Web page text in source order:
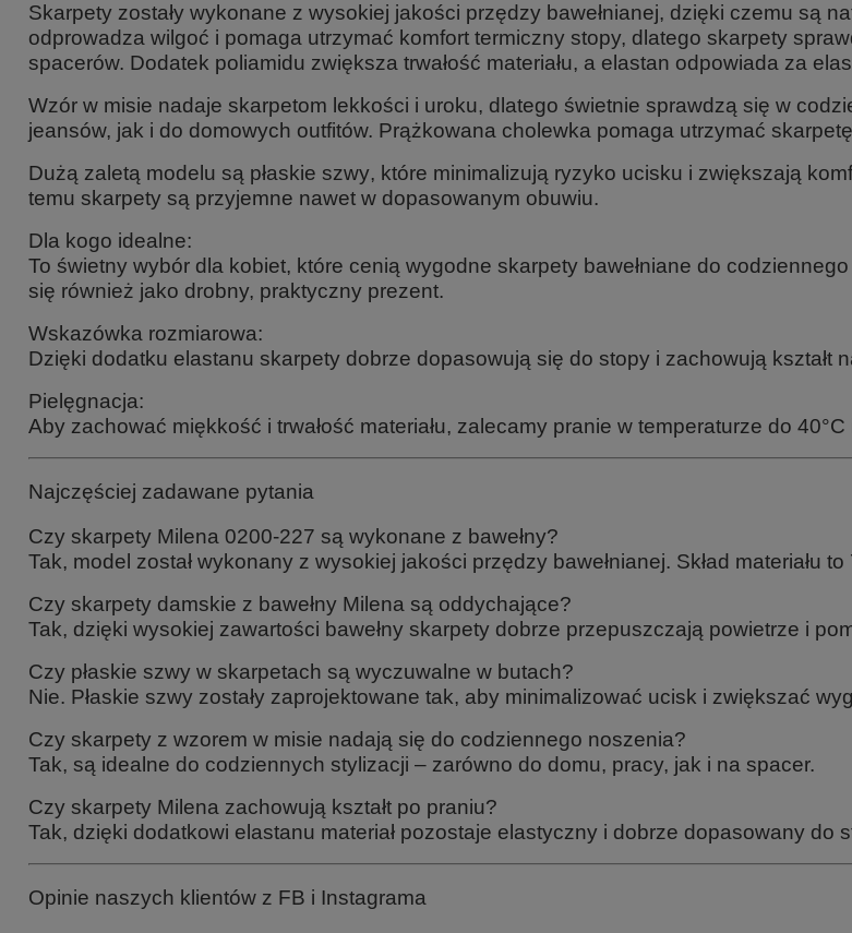
Skarpety zostały wykonane z wysokiej jakości przędzy bawełnianej, dzięki czemu są
odprowadza wilgoć i pomaga utrzymać komfort termiczny stopy, dlatego skarpety
spacerów. Dodatek poliamidu zwiększa trwałość materiału, a elastan odpowiada za
Wzór w misie nadaje skarpetom lekkości i uroku, dlatego świetnie sprawdzą się w
jeansów, jak i do domowych outfitów. Prążkowana cholewka pomaga utrzymać
Dużą zaletą modelu są płaskie szwy, które minimalizują ryzyko ucisku i zwiększają
temu skarpety są przyjemne nawet w dopasowanym obuwiu.
Dla kogo idealne:
To świetny wybór dla kobiet, które cenią wygodne skarpety bawełniane do
się również jako drobny, praktyczny prezent.
Wskazówka rozmiarowa:
Dzięki dodatku elastanu skarpety dobrze dopasowują się do stopy i zachowują kształt
Pielęgnacja:
Aby zachować miękkość i trwałość materiału, zalecamy pranie w temperaturze do
Najczęściej zadawane pytania
Czy skarpety Milena 0200-227 są wykonane z bawełny?
Tak, model został wykonany z wysokiej jakości przędzy bawełnianej. Skład materiału
Czy skarpety damskie z bawełny Milena są oddychające?
Tak, dzięki wysokiej zawartości bawełny skarpety dobrze przepuszczają powietrze i
Czy płaskie szwy w skarpetach są wyczuwalne w butach?
Nie. Płaskie szwy zostały zaprojektowane tak, aby minimalizować ucisk i zwiększać
Czy skarpety z wzorem w misie nadają się do codziennego noszenia?
Tak, są idealne do codziennych stylizacji – zarówno do domu, pracy, jak i na spacer.
Czy skarpety Milena zachowują kształt po praniu?
Tak, dzięki dodatkowi elastanu materiał pozostaje elastyczny i dobrze dopasowany do
Opinie naszych klientów z FB i Instagrama